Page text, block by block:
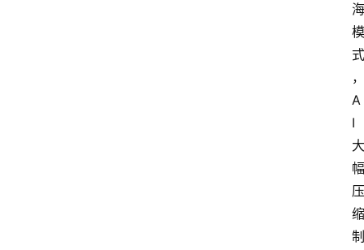
海
模
式
，
A
I
大
幅
压
缩
制